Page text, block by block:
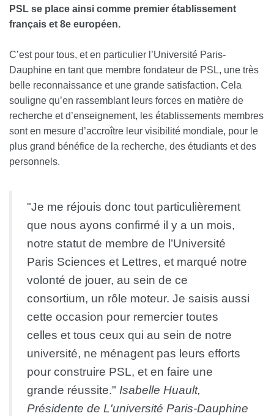
PSL se place ainsi comme premier établissement
français et 8e européen.
C’est pour tous, et en particulier l’Université Paris-
Dauphine en tant que membre fondateur de PSL, une très
belle reconnaissance et une grande satisfaction. Cela
souligne qu’en rassemblant leurs forces en matière de
recherche et d’enseignement, les établissements membres
sont en mesure d’accroître leur visibilité mondiale, pour le
plus grand bénéfice de la recherche, des étudiants et des
personnels.
"Je me réjouis donc tout particulièrement
que nous ayons confirmé il y a un mois,
notre statut de membre de l’Université
Paris Sciences et Lettres, et marqué notre
volonté de jouer, au sein de ce
consortium, un rôle moteur. Je saisis aussi
cette occasion pour remercier toutes
celles et tous ceux qui au sein de notre
université, ne ménagent pas leurs efforts
pour construire PSL, et en faire une
grande réussite." Isabelle Huault,
Présidente de L'université Paris-Dauphine